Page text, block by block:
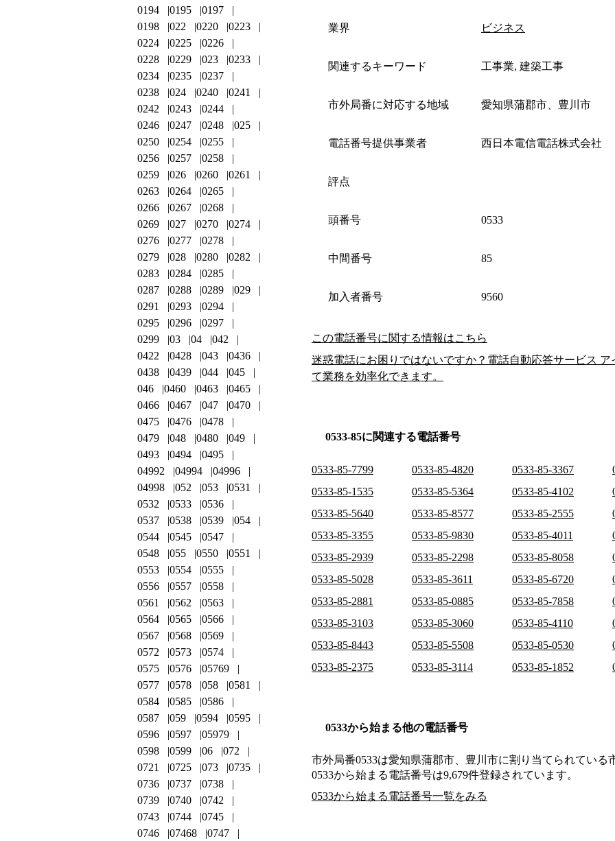
業界 ビジネス
関連するキーワード 工事業, 建築工事
市外局番に対応する地域 愛知県蒲郡市、豊川市
電話番号提供事業者 西日本電信電話株式会社
評点
頭番号 0533
中間番号 85
加入者番号 9560
この電話番号に関する情報はこちら
迷惑電話にお困りではないですか？電話自動応答サービス
て業務を効率化できます。
0533-85に関連する電話番号
0533-85-7799 0533-85-4820 0533-85-3367
0533-85-1535
0533-85-5364 0533-85-4102
0533-85-5640
0533-85-8577 0533-85-2555
0533-85-3355
0533-85-9830 0533-85-4011
0533-85-2939
0533-85-2298 0533-85-8058
0533-85-5028
0533-85-3611 0533-85-6720
0533-85-2881
0533-85-0885 0533-85-7858
0533-85-3103
0533-85-3060 0533-85-4110
0533-85-8443
0533-85-5508 0533-85-0530
0533-85-2375
0533-85-3114 0533-85-1852
0533から始まる他の電話番号
市外局番0533は愛知県蒲郡市、豊川市に割り当てられている
0533から始まる電話番号は9,679件登録されています。
0533から始まる電話番号一覧をみる
0194
0195
0197
0198
022 0220
0223
0224
0225
0226
0228
0229 023
0233
0234
0235
0237
0238
024 0240
0241
0242
0243
0244
0246
0247 0248
025
0250
0254
0255
0256
0257
0258
0259
026 0260
0261
0263
0264
0265
0266
0267
0268
0269
027 0270
0274
0276
0277
0278
0279
028 0280
0282
0283
0284
0285
0287
0288 0289
029
0291
0293
0294
0295
0296
0297
0299
03 04
042
0422
0428 043
0436
0438
0439 044
045
046
0460 0463
0465
0466
0467 047
0470
0475
0476
0478
0479
048 0480
049
0493
0494
0495
04992
04994
04996
04998
052 053
0531
0532
0533
0536
0537
0538 0539
054
0544
0545
0547
0548
055 0550
0551
0553
0554
0555
0556
0557
0558
0561
0562
0563
0564
0565
0566
0567
0568
0569
0572
0573
0574
0575
0576
05769
0577
0578 058
0581
0584
0585
0586
0587
059 0594
0595
0596
0597
05979
0598
0599 06
072
0721
0725 073
0735
0736
0737
0738
0739
0740
0742
0743
0744
0745
0746
07468
0747